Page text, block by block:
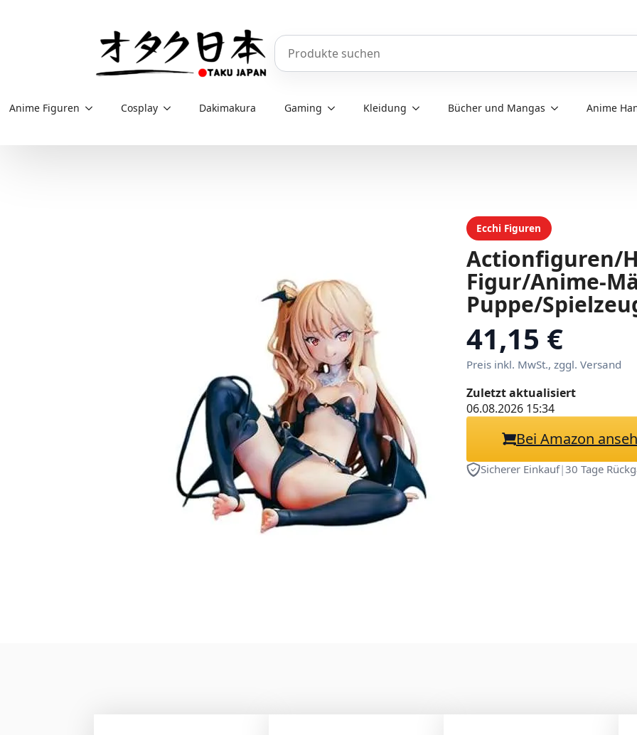
Produkte durchsuchen
Anime Figuren Cosplay Dakimakura Gaming Kleidung Bücher und Mangas Anime
Ecchi Figuren
Actionfiguren/
Figur/Anime-
Puppe/
Sammlung/
Kleidung/
41,15 €
Preis inkl. MwSt., zggl. Versand
Zuletzt aktualisiert
06.08.2026 15:34
Bei Amazon
Sicherer Einkauf|30 Tage